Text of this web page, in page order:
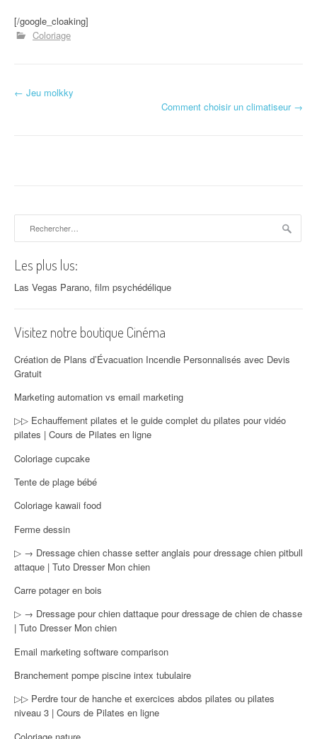
[/google_cloaking]
Coloriage
Navigation d'article
← Jeu molkky
Comment choisir un climatiseur →
Les plus lus:
Las Vegas Parano, film psychédélique
Visitez notre boutique Cinéma
Création de Plans d’Évacuation Incendie Personnalisés avec Devis
Gratuit
Marketing automation vs email marketing
▷▷ Echauffement pilates et le guide complet du pilates pour vidéo
pilates | Cours de Pilates en ligne
Coloriage cupcake
Tente de plage bébé
Coloriage kawaii food
Ferme dessin
▷ → Dressage chien chasse setter anglais pour dressage chien pitbull
attaque | Tuto Dresser Mon chien
Carre potager en bois
▷ → Dressage pour chien dattaque pour dressage de chien de chasse
| Tuto Dresser Mon chien
Email marketing software comparison
Branchement pompe piscine intex tubulaire
▷▷ Perdre tour de hanche et exercices abdos pilates ou pilates
niveau 3 | Cours de Pilates en ligne